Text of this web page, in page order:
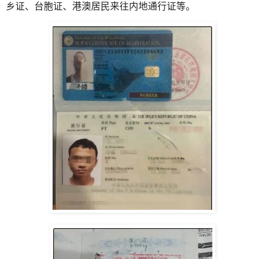
乡证、台胞证、港澳居民来往内地通行证等。